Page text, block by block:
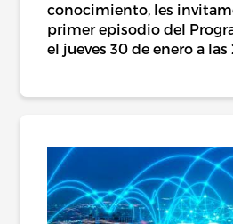
conocimiento, les
primer episodio del
el jueves 30 de enero a las